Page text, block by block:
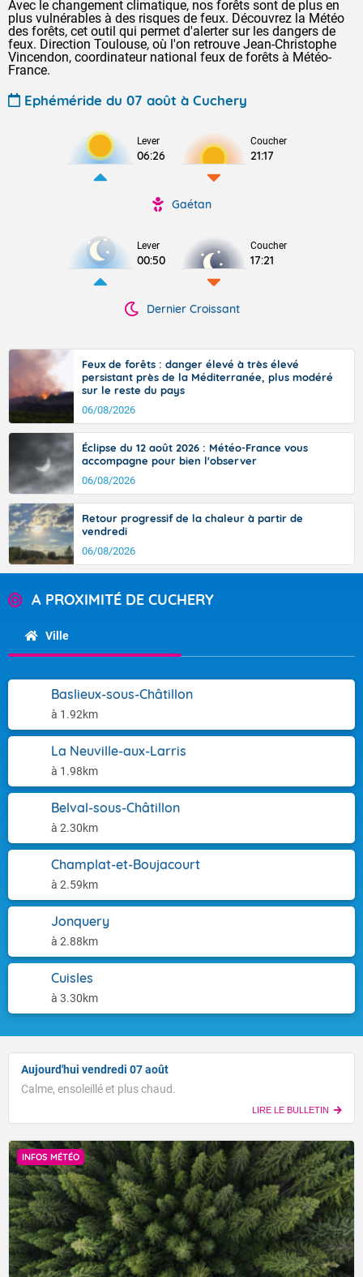
Avec le changement climatique, nos forêts sont de plus en
plus vulnérables à des risques de feux. Découvrez la Météo
des forêts, cet outil qui permet d'alerter sur les dangers de
feux. Direction Toulouse, où l'on retrouve Jean-Christophe
Vincendon, coordinateur national feux de forêts à Météo-
France.
Ephéméride du 07 août à Cuchery
Lever
06:26
Coucher
21:17
Gaétan
Lever
00:50
Coucher
17:21
Dernier Croissant
Feux de forêts : danger élevé à très élevé
persistant près de la Méditerranée, plus modéré
sur le reste du pays
06/08/2026
Éclipse du 12 août 2026 : Météo-France vous
accompagne pour bien l'observer
06/08/2026
Retour progressif de la chaleur à partir de
vendredi
06/08/2026
A PROXIMITÉ DE CUCHERY
Ville
Baslieux-sous-Châtillon
à 1.92km
La Neuville-aux-Larris
à 1.98km
Belval-sous-Châtillon
à 2.30km
Champlat-et-Boujacourt
à 2.59km
Jonquery
à 2.88km
Cuisles
à 3.30km
Aujourd'hui vendredi 07 août
Calme, ensoleillé et plus chaud.
LIRE LE BULLETIN
INFOS MÉTÉO